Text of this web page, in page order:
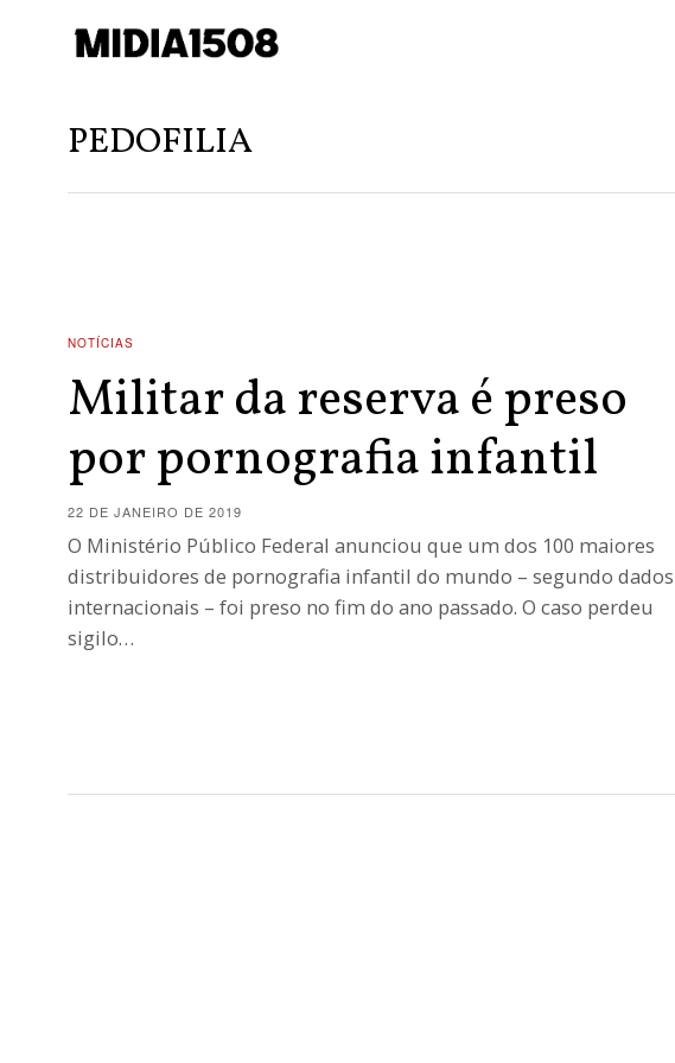
PEDOFILIA
NOTÍCIAS
Militar da reserva é preso
por pornografia infantil
22 DE JANEIRO DE 2019
O Ministério Público Federal anunciou que um dos 100 maiores
distribuidores de pornografia infantil do mundo – segundo dados
internacionais – foi preso no fim do ano passado. O caso perdeu
sigilo…